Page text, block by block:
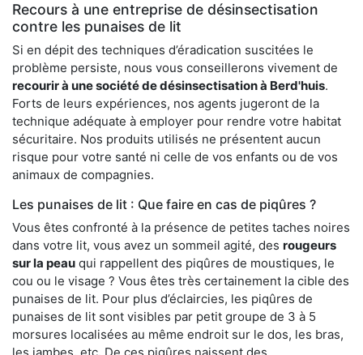
Recours à une entreprise de désinsectisation
contre les punaises de lit
Si en dépit des techniques d’éradication suscitées le
problème persiste, nous vous conseillerons vivement de
recourir à une société de désinsectisation à Berd'huis.
Forts de leurs expériences, nos agents jugeront de la
technique adéquate à employer pour rendre votre habitat
sécuritaire. Nos produits utilisés ne présentent aucun
risque pour votre santé ni celle de vos enfants ou de vos
animaux de compagnies.
Les punaises de lit : Que faire en cas de piqûres ?
Vous êtes confronté à la présence de petites taches noires
dans votre lit, vous avez un sommeil agité, des rougeurs
sur la peau qui rappellent des piqûres de moustiques, le
cou ou le visage ? Vous êtes très certainement la cible des
punaises de lit. Pour plus d’éclaircies, les piqûres de
punaises de lit sont visibles par petit groupe de 3 à 5
morsures localisées au même endroit sur le dos, les bras,